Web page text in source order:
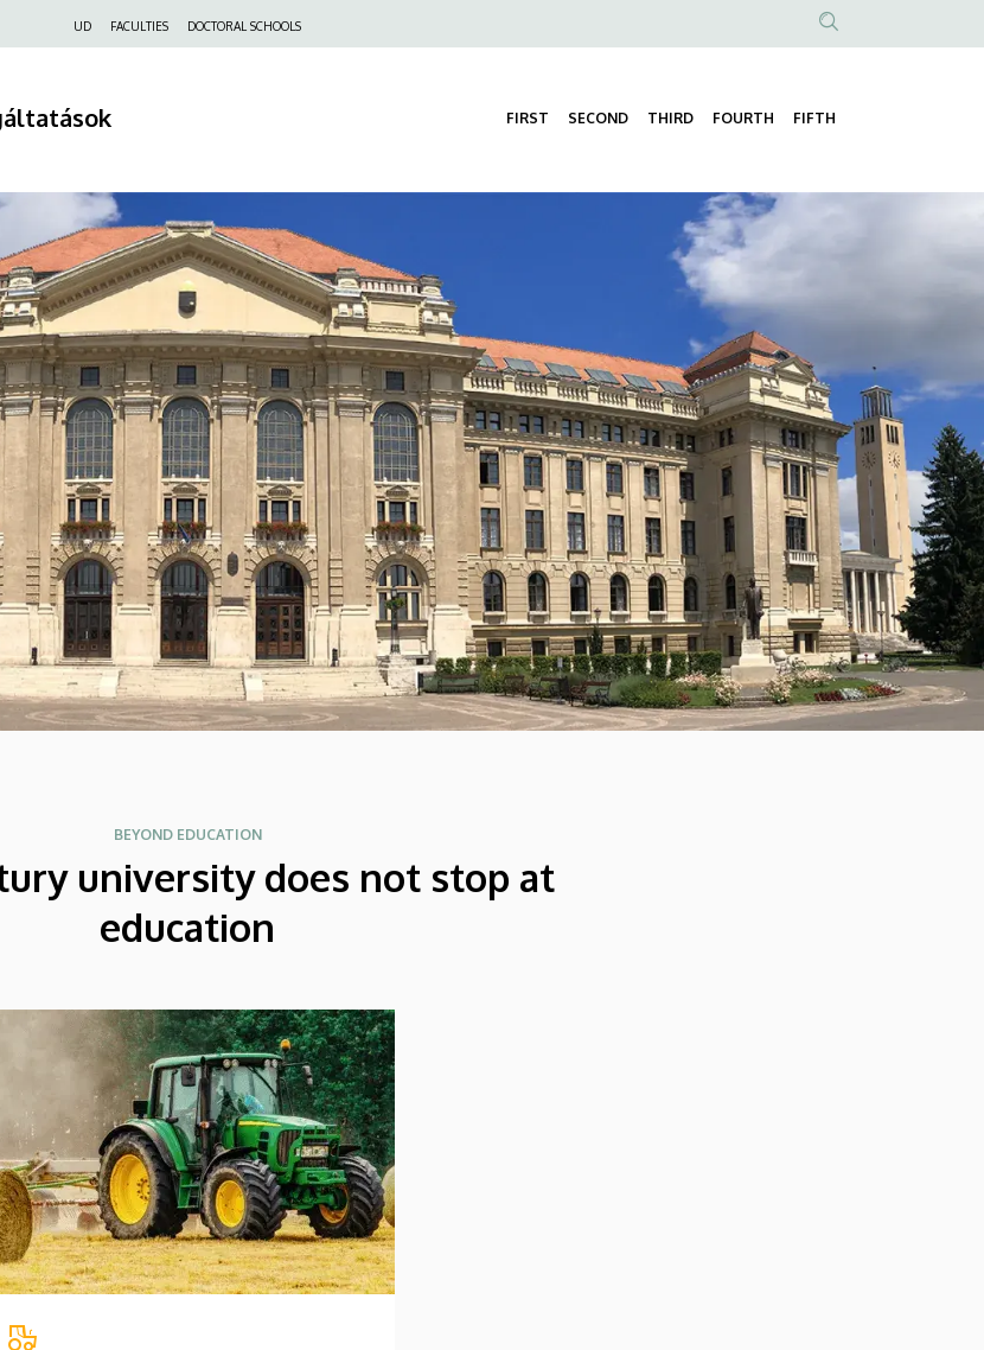
UD FACULTIES DOCTORAL SCHOOLS
Anonim
fiók
FIRST SECOND THIRD FOURTH FIFTH
BEYOND EDUCATION
university does not stop at
education